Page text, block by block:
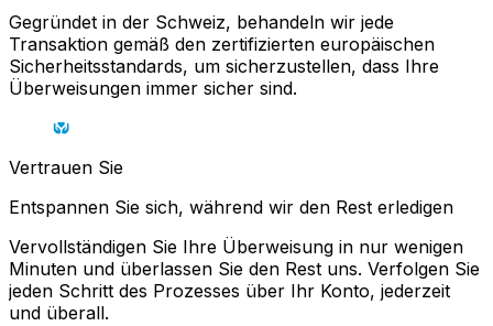
Gegründet in der Schweiz, behandeln wir jede
Transaktion gemäß den zertifizierten europäischen
Sicherheitsstandards, um sicherzustellen, dass Ihre
Überweisungen immer sicher sind.
Vertrauen Sie
Entspannen Sie sich, während wir den Rest erledigen
Vervollständigen Sie Ihre Überweisung in nur wenigen
Minuten und überlassen Sie den Rest uns. Verfolgen Sie
jeden Schritt des Prozesses über Ihr Konto, jederzeit
und überall.